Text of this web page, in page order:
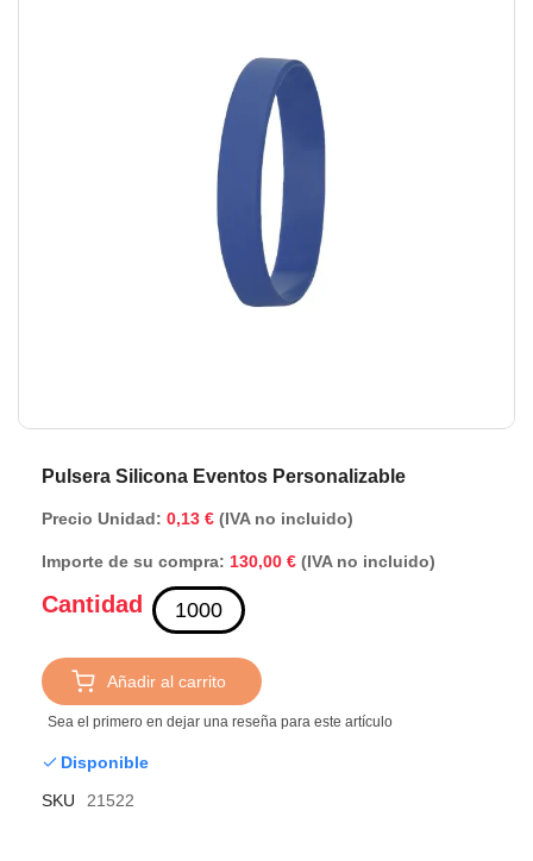
Pulsera Silicona Eventos Personalizable
Precio Unidad: 0,13 € (IVA no incluido)
Importe de su compra: 130,00 € (IVA no incluido)
Cantidad
Añadir al carrito
Sea el primero en dejar una reseña para este artículo
Disponible
SKU
21522